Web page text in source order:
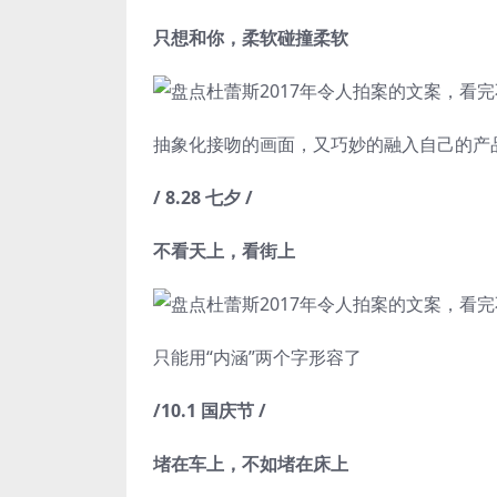
只想和你，柔软碰撞柔软
抽象化接吻的画面，又巧妙的融入自己的产
/ 8.28 七夕 /
不看天上，看街上
只能用“内涵”两个字形容了
/10.1 国庆节 /
堵在车上，不如堵在床上